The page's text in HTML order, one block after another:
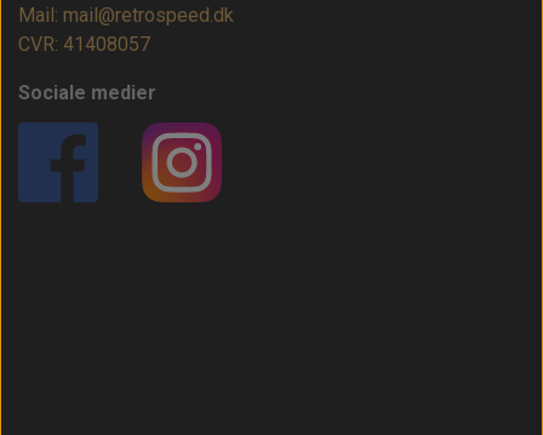
Mail: mail@retrospeed.dk
CVR: 41408057
Sociale medier